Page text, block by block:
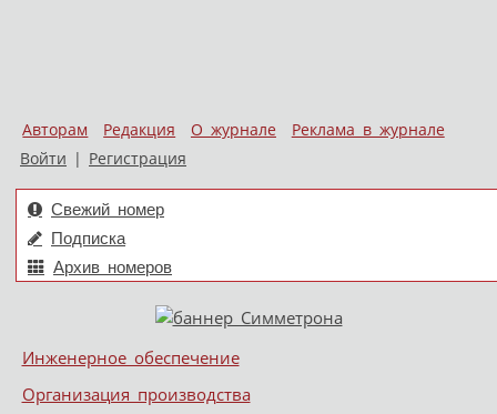
Авторам Редакция О журнале
Реклама в журнале
Войти | Регистрация
Свежий номер
Подписка
Архив номеров
Меню
Skip to content
Инженерное обеспечение
Организация производства